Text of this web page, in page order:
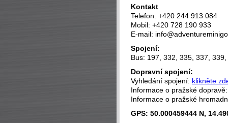
Kontakt
Telefon: +420 244 913 084
Mobil: +420 728 190 933
E-mail:
Spojení:
Bus: 197, 332, 335, 337,
Dopravní spojení:
Vyhledání spojení: klikněte
Informace o pražské
Informace o pražské
GPS: 50.000459444 N,